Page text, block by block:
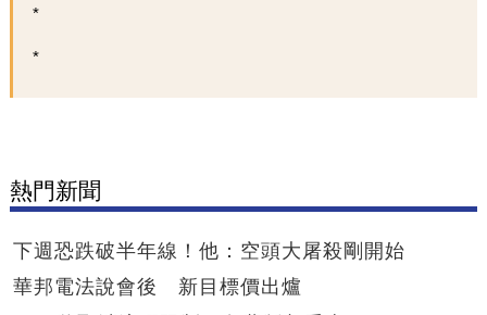
熱門新聞
下週恐跌破半年線！他：空頭大屠殺剛開始
華邦電法說會後 新目標價出爐